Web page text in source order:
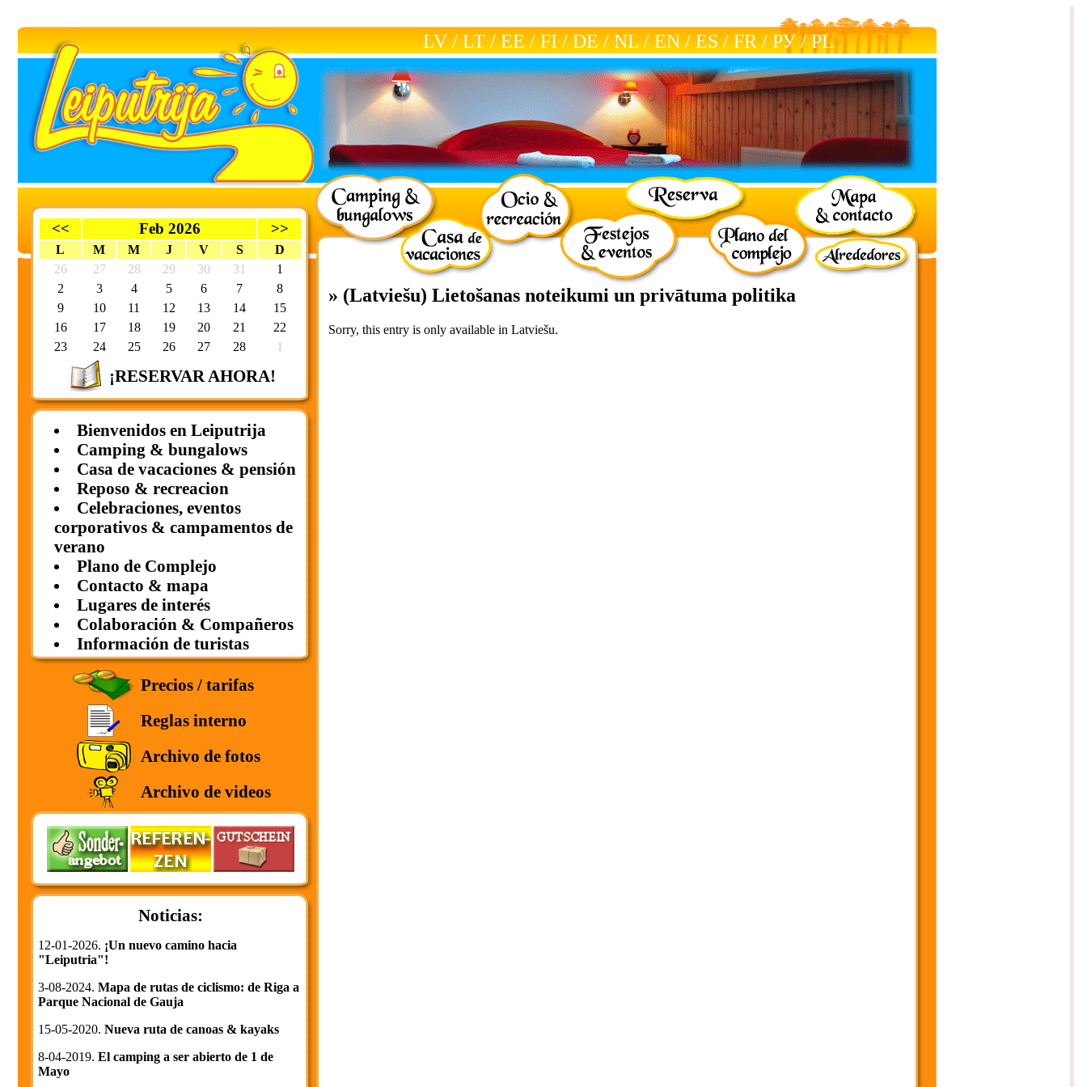
LV / LT / EE / FI / DE / NL / EN / ES / FR / РУ/РL
<< Feb 2026 >>
L M M J V S
D
26
27 28 29 30 31
1
2
3 4 5 6 7
8
9
10 11 12 13 14
15
16
17 18 19 20 21
22
23
24 25 26 27 28 1
¡RESERVAR AHORA!
Bienvenidos en Leiputrija
Camping & bungalows
Casa de vacaciones & pensión
Reposo & recreacion
Celebraciones, eventos
corporativos & campamentos de
verano
Plano de Complejo
Contacto & mapa
Lugares de interés
Colaboración & Compañeros
Información de turistas
Precios / tarifas
Reglas interno
Archivo de fotos
Archivo de videos
Noticias:
12-01-2026. ¡Un nuevo camino hacia
"Leiputria"!
3-08-2024. Mapa de rutas de ciclismo: de Riga a
Parque Nacional de Gauja
15-05-2020. Nueva ruta de canoas & kayaks
8-04-2019. El camping a ser abierto de 1 de
Mayo
» (Latviešu) Lietošanas noteikumi un privātuma politika
Sorry, this entry is only available in Latviešu.